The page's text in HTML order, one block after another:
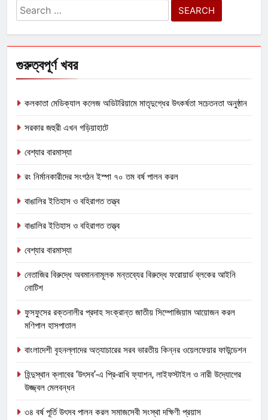
Search
for:
গুরুত্বপূর্ণ খবর
কলকাতা মেডিক্যাল কলেজ অডিটরিয়ামে মাতৃদুগ্ধের উৎকর্ষতা সচেতনতা অনুষ্ঠান
সরকার জহুরী এখন গড়িয়াহাটে
বেশ্যার বারমাস্যা
রং নির্মানকারীদের সংগঠন ইস্পা ৭০ তম বর্ষ পালন করল
বাঙালির ইতিহাস ও বহিরাগত তত্ত্ব
বাঙালির ইতিহাস ও বহিরাগত তত্ত্ব
বেশ্যার বারমাস্যা
নেতাজির বিরুদ্ধে অবমাননামূলক মন্তব্যের বিরুদ্ধে ফরোয়ার্ড ব্লকের আইনি
নোটিশ
ফুসফুসের রক্তনালীর প্রদাহ সংক্রান্ত জাতীয় সিম্পোজিয়াম আয়োজন করল
মণিপাল হাসপাতাল
বাংলাদেশী বৃহনল্লাদের অত্যাচারের সরব ভারতীয় কিন্নর ওয়েলফেয়ার ফাউন্ডেশন
হিন্দুস্থান ক্লাবের ‘উৎসব’-এ প্রি-রাখি ফ্যাশন, লাইফস্টাইল ও নারী উদ্যোগের
উজ্জ্বল মেলবন্ধন
৩৪ বর্ষ পূর্তি উৎসব পালন করল সমাজসেবী সংস্থা দক্ষিণী প্রয়াস